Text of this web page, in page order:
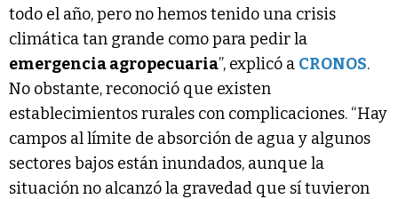
todo el año, pero no hemos tenido una crisis
climática tan grande como para pedir la
emergencia agropecuaria”, explicó a CRONOS.
No obstante, reconoció que existen
establecimientos rurales con complicaciones. “Hay
campos al límite de absorción de agua y algunos
sectores bajos están inundados, aunque la
situación no alcanzó la gravedad que sí tuvieron